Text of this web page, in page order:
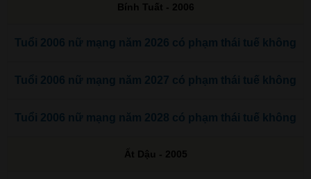
Bính Tuất - 2006
Tuổi 2006 nữ mạng năm 2026 có phạm thái tuế không
Tuổi 2006 nữ mạng năm 2027 có phạm thái tuế không
Tuổi 2006 nữ mạng năm 2028 có phạm thái tuế không
Ất Dậu - 2005